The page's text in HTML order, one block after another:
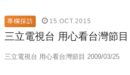
專欄採訪 15.OCT.2015
三立電視台 用心看台灣節
三立電視台 用心看台灣節目 2009/03/25